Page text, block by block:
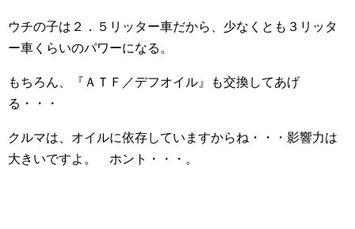
ウチの子は２．５リッター車だから、少なくとも３リッタ
ー車くらいのパワーになる。
もちろん、『ＡＴＦ／デフオイル』も交換してあげ
る・・・
クルマは、オイルに依存していますからね・・・影響力は
大きいですよ。 ホント・・・。